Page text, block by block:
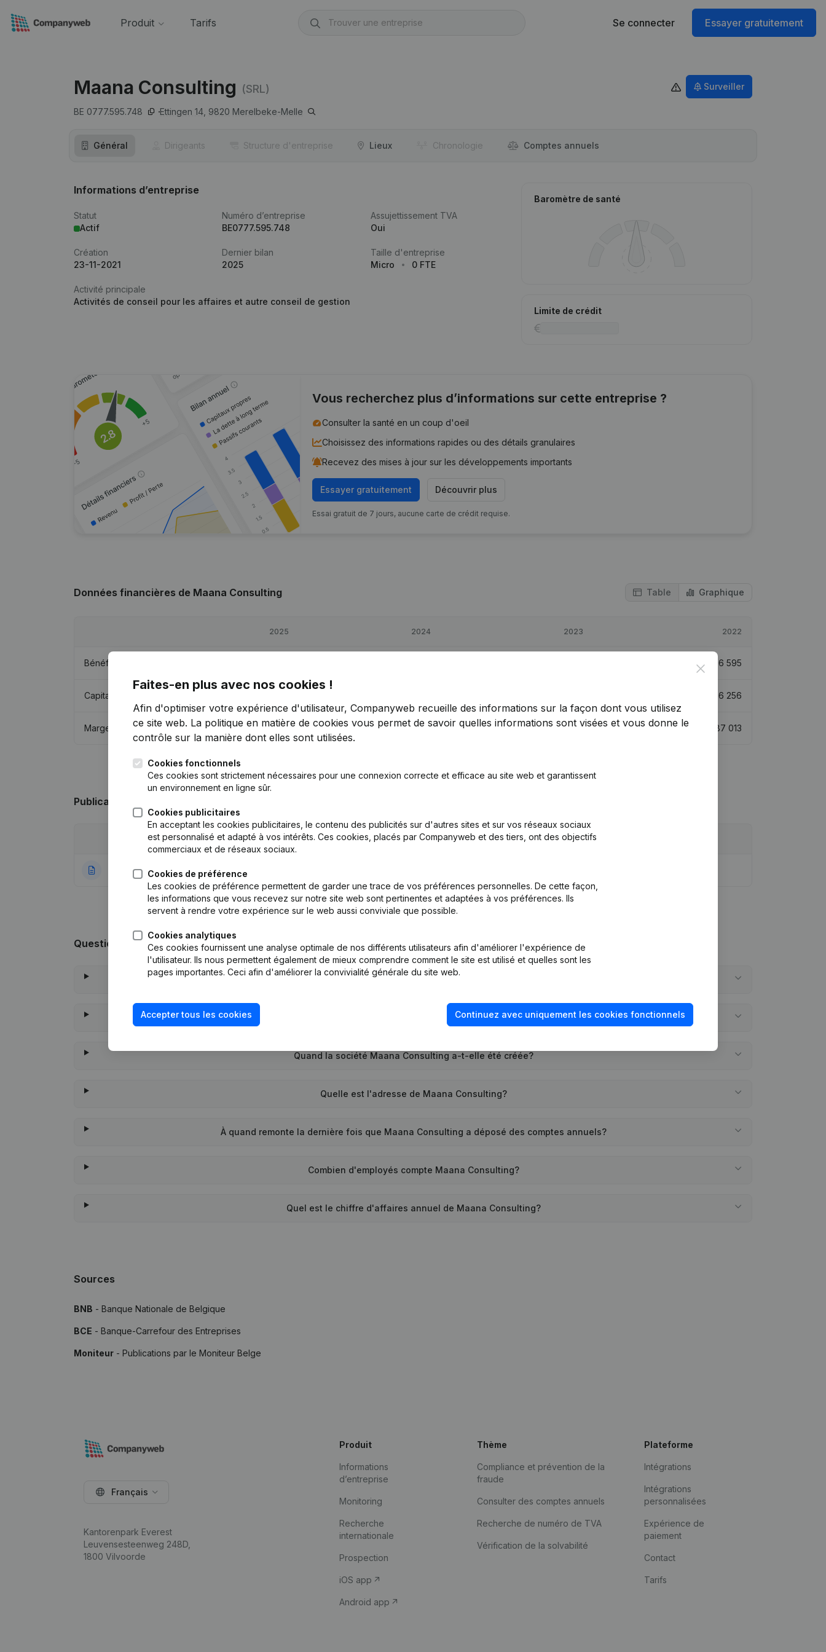
Produit Tarifs Se connecter Essayer gratuitement
Maana Consulting (SRL)
BE 0777.595.748 Ettingen 14, 9820 Merelbeke-Melle
Surveiller
Général Dirigeants Structure d'entreprise Lieux Chronologie Comptes annuels
Informations d’entreprise
Statut
Actif
Numéro d’entreprise
BE0777.595.748
Assujettissement TVA
Oui
Création
23-11-2021
Dernier bilan
2025
Taille d'entreprise
Micro
0 FTE
Activité principale
Activités de conseil pour les affaires et autre conseil de gestion
Baromètre de santé
Limite de crédit
Vous recherchez plus d’informations sur cette entreprise ?
Consulter la santé en un coup d'oeil
Choisissez des informations rapides ou des détails granulaires
Recevez des mises à jour sur les développements importants
Essayer gratuitement Découvrir plus
Essai gratuit de 7 jours, aucune carte de crédit requise.
Données financières de Maana Consulting Table Graphique
2025 2024 2023 2022
Bénéfices/pertes 56 595
Capitaux propres 56 256
Marge brute €125 088 9,13% €114 621 19,26% €96 112 10,46% 87 013
Publications
Publication
25-11-2021 Rubrique Constitution (Nouvelle Personne Morale, Ouverture Succursale, etc...)
Questions fréquemment posées
Quel est le numéro de TVA de Maana Consulting?
Quel est l'identifiant PEPPOL de Maana Consulting?
Quand la société Maana Consulting a-t-elle été créée?
Quelle est l'adresse de Maana Consulting?
À quand remonte la dernière fois que Maana Consulting a déposé des comptes annuels?
Combien d'employés compte Maana Consulting?
Quel est le chiffre d'affaires annuel de Maana Consulting?
Sources
BNB - Banque Nationale de Belgique
BCE - Banque-Carrefour des Entreprises
Moniteur - Publications par le Moniteur Belge
Close
Faites-en plus avec nos cookies !
Afin d'optimiser votre expérience d'utilisateur, Companyweb recueille des informations sur la façon dont vous utilisez
ce site web. La politique en matière de cookies vous permet de savoir quelles informations sont visées et vous donne le
contrôle sur la manière dont elles sont utilisées.
Cookies fonctionnels
Ces cookies sont strictement nécessaires pour une connexion correcte et efficace au site web et garantissent
un environnement en ligne sûr.
Cookies publicitaires
En acceptant les cookies publicitaires, le contenu des publicités sur d'autres sites et sur vos réseaux sociaux
est personnalisé et adapté à vos intérêts. Ces cookies, placés par Companyweb et des tiers, ont des objectifs
commerciaux et de réseaux sociaux.
Cookies de préférence
Les cookies de préférence permettent de garder une trace de vos préférences personnelles. De cette façon,
les informations que vous recevez sur notre site web sont pertinentes et adaptées à vos préférences. Ils
servent à rendre votre expérience sur le web aussi conviviale que possible.
Cookies analytiques
Ces cookies fournissent une analyse optimale de nos différents utilisateurs afin d'améliorer l'expérience de
l'utilisateur. Ils nous permettent également de mieux comprendre comment le site est utilisé et quelles sont les
pages importantes. Ceci afin d'améliorer la convivialité générale du site web.
Accepter tous les cookies Continuez avec uniquement les cookies fonctionnels
Français
Kantorenpark Everest
Leuvensesteenweg 248D,
1800 Vilvoorde
Produit
Informations
d’entreprise
Monitoring
Recherche
internationale
Prospection
iOS app
Android app
Thème
Compliance et prévention de la
fraude
Consulter des comptes annuels
Recherche de numéro de TVA
Vérification de la solvabilité
Plateforme
Intégrations
Intégrations
personnalisées
Expérience de
paiement
Contact
Tarifs